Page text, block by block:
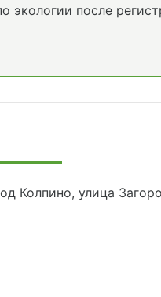
экологии после
Колпино, улица